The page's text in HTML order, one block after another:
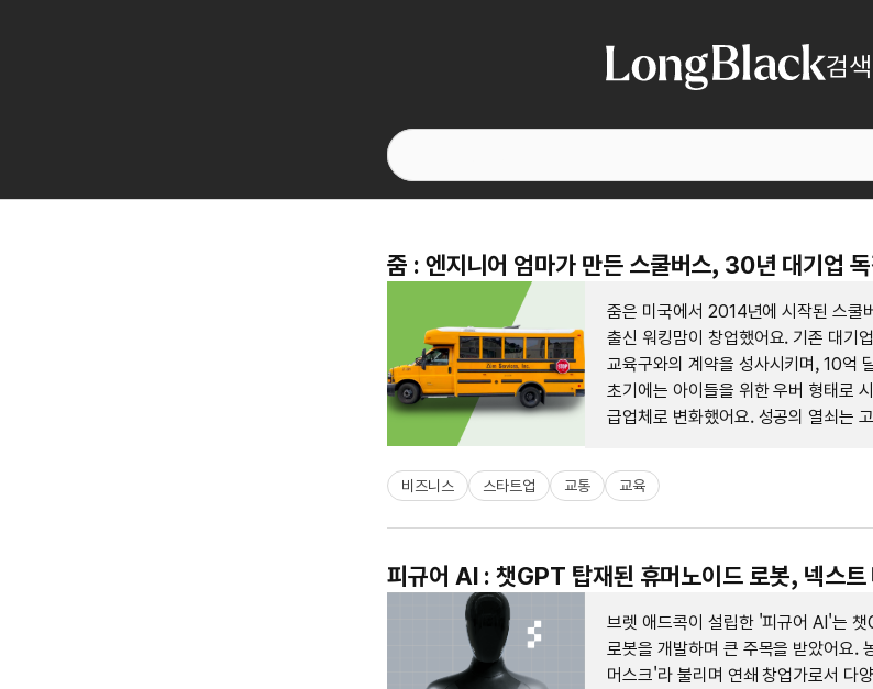
검색
줌 : 엔지니어 엄마가 만든 스쿨버스, 30년 대기업
줌은 미국에서 2014년에 시작된 스쿨
출신 워킹맘이 창업했어요. 기존 대기
교육구와의 계약을 성사시키며, 10억
초기에는 아이들을 위한 우버 형태로
급업체로 변화했어요. 성공의 열쇠는
비즈니스 스타트업 교통 교육
피규어 AI : 챗GPT 탑재된 휴머노이드 로봇, 넥스트
브렛 애드콕이 설립한 '피규어 AI'는
로봇을 개발하며 큰 주목을 받았어요.
머스크'라 불리며 연쇄 창업가로서 다